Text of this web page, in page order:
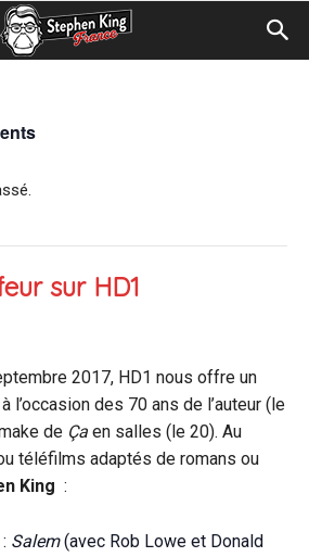
sur HD1
2017, HD1 nous offre un
à l’occasion des 70 ans de l’auteur (le
de Ça en salles (le 20). Au
téléfilms adaptés de romans ou
King :
Salem(avec Rob Lowe et Donald